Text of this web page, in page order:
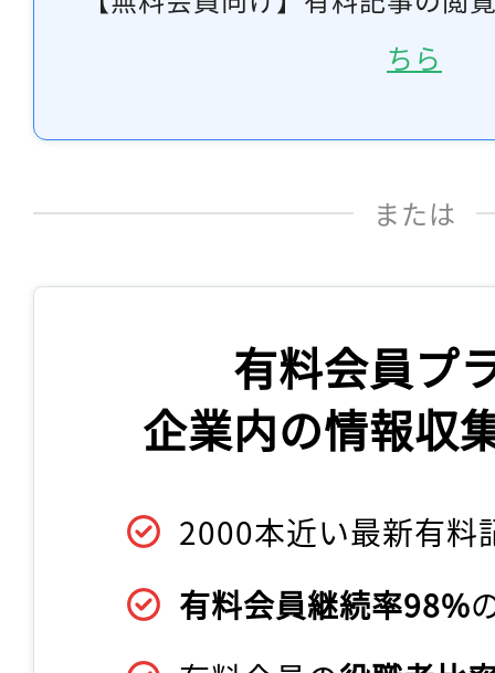
ちら
または
有料会員プ
企業内の情報収
2000本近い最新有料
有料会員継続率98%